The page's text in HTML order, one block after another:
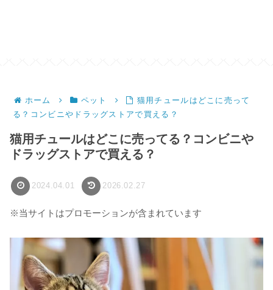
ホーム ペット
猫用チュールはどこに売って
る？コンビニやドラッグストアで買える？
猫用チュールはどこに売ってる？コンビニや
ドラッグストアで買える？
2024.04.01 2026.02.27
※当サイトはプロモーションが含まれています